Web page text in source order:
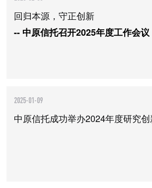
回归本源，守正创新
-- 中原信托召开2025年度工作会议
2025-01-09
中原信托成功举办2024年度研究